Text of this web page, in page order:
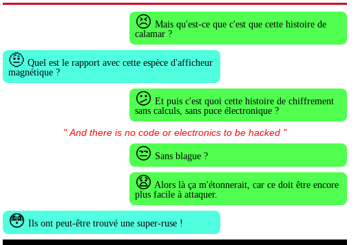
😣 Mais qu'est-ce que c'est que cette histoire de
calamar ?
🤨 Quel est le rapport avec cette espèce d'afficheur
magnétique ?
😕 Et puis c'est quoi cette histoire de chiffrement
sans calculs, sans puce électronique ?
" And there is no code or electronics to be hacked "
😒 Sans blague ?
😧 Alors là ça m'étonnerait, car ce doit être encore
plus facile à attaquer.
😳 Ils ont peut-être trouvé une super-ruse !